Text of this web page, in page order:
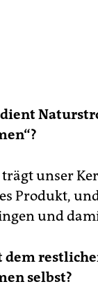
unser
Produkt,
und
dem
selbst?